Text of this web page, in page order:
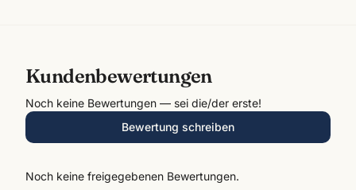
Kundenbewertungen
Noch keine Bewertungen — sei die/der erste!
Bewertung schreiben
Noch keine freigegebenen Bewertungen.